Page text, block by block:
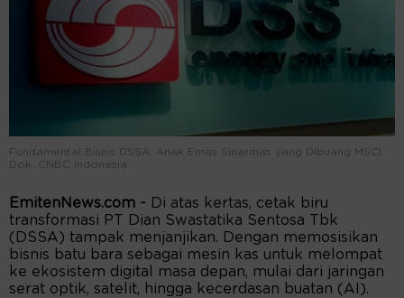
Fundamental Bisnis DSSA, Anak Emas Sinarmas yang Dibuang MSCI.
Dok. CNBC Indonesia
EmitenNews.com -
Di atas kertas, cetak biru
transformasi PT Dian Swastatika Sentosa Tbk
(DSSA) tampak menjanjikan. Dengan memosisikan
bisnis batu bara sebagai mesin kas untuk melompat
ke ekosistem digital masa depan, mulai dari jaringan
serat optik, satelit, hingga kecerdasan buatan (AI).